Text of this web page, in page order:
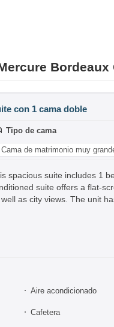
Bordeaux
con 1 cama doble
Tipo de cama
Cama de matrimonio muy
spacious suite includes 1
suite offers a flat-
as city views. The unit
Aire acondicionado
Cafetera